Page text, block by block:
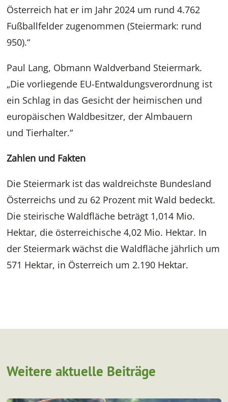
Österreich hat er im Jahr 2024 um rund 4.762
Fußballfelder zugenommen (Steiermark: rund
950).“
Paul Lang, Obmann Waldverband Steiermark.
„Die vorliegende EU-Entwaldungsverordnung ist
ein Schlag in das Gesicht der heimischen und
europäischen Waldbesitzer, der Almbauern
und Tierhalter.“
Zahlen und Fakten
Die Steiermark ist das waldreichste Bundesland
Österreichs und zu 62 Prozent mit Wald bedeckt.
Die steirische Waldfläche beträgt 1,014 Mio.
Hektar, die österreichische 4,02 Mio. Hektar. In
der Steiermark wächst die Waldfläche jährlich um
571 Hektar, in Österreich um 2.190 Hektar.
Weitere aktuelle Beiträge